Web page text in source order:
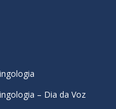
– Dia da Voz